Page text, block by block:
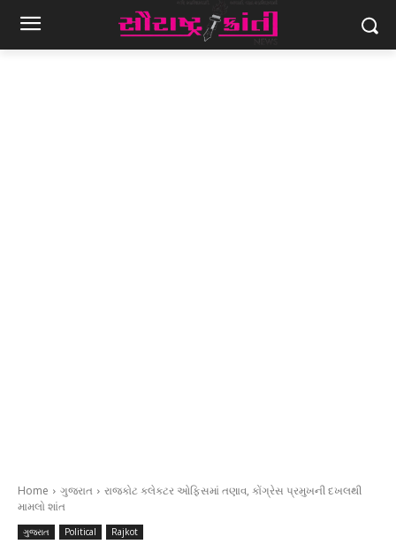
Home ગુજરાત
રાજકોટ કલેક્ટર ઓફિસમાં તણાવ, કોંગ્રેસ પ્રમુખની દખલથી
મામલો શાંત
ગુજરાત Political Rajkot